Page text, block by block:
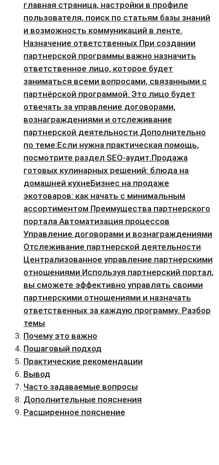
главная страница, настройки в профиле
пользователя, поиск по статьям базы знаний
и возможность коммуникаций в ленте․
Назначение ответственных При создании
партнерской программы важно назначить
ответственное лицо, которое будет
заниматься всеми вопросами, связанными с
партнёрской программой․ Это лицо будет
отвечать за управление договорами,
вознаграждениями и отслеживание
партнерской деятельности․Дополнительно
по теме:Если нужна практическая помощь,
посмотрите раздел SEO-аудит.Продажа
готовых кулинарных решений: блюда на
домашней кухнеБизнес на продаже
экотоваров: как начать с минимальным
ассортиментом Преимущества партнерского
портала Автоматизация процессов
Управление договорами и вознаграждениями
Отслеживание партнерской деятельности
Централизованное управление партнерскими
отношениями Используя партнерский портал,
вы сможете эффективно управлять своими
партнерскими отношениями и назначать
ответственных за каждую программу․ Разбор
темы
Почему это важно
Пошаговый подход
Практические рекомендации
Вывод
Часто задаваемые вопросы
Дополнительные пояснения
Расширенное пояснение